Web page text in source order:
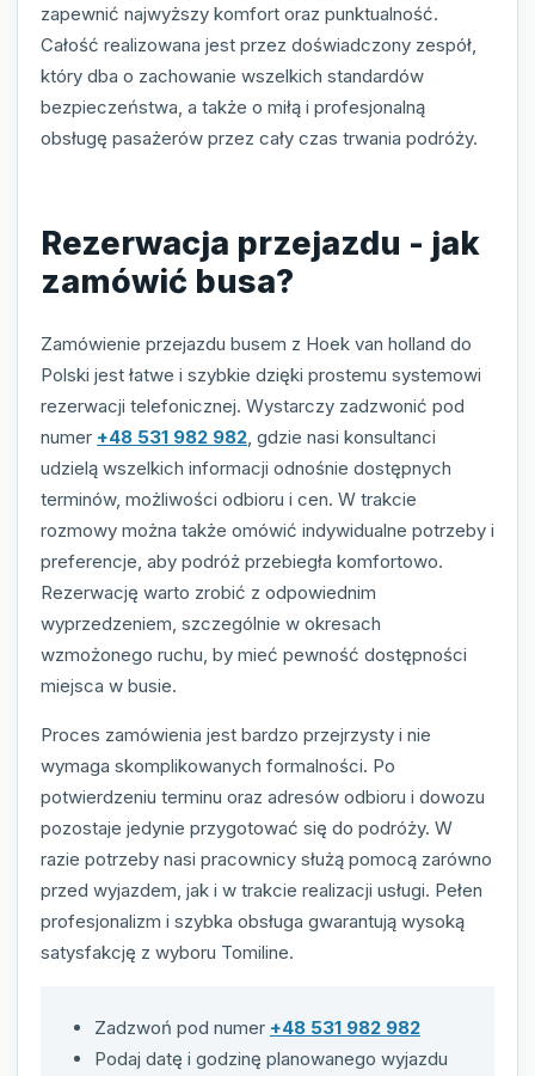
zapewnić najwyższy komfort oraz punktualność.
Całość realizowana jest przez doświadczony zespół,
który dba o zachowanie wszelkich standardów
bezpieczeństwa, a także o miłą i profesjonalną
obsługę pasażerów przez cały czas trwania podróży.
Rezerwacja przejazdu - jak
zamówić busa?
Zamówienie przejazdu busem z Hoek van holland do
Polski jest łatwe i szybkie dzięki prostemu systemowi
rezerwacji telefonicznej. Wystarczy zadzwonić pod
numer +48 531 982 982 , gdzie nasi konsultanci
udzielą wszelkich informacji odnośnie dostępnych
terminów, możliwości odbioru i cen. W trakcie
rozmowy można także omówić indywidualne potrzeby i
preferencje, aby podróż przebiegła komfortowo.
Rezerwację warto zrobić z odpowiednim
wyprzedzeniem, szczególnie w okresach
wzmożonego ruchu, by mieć pewność dostępności
miejsca w busie.
Proces zamówienia jest bardzo przejrzysty i nie
wymaga skomplikowanych formalności. Po
potwierdzeniu terminu oraz adresów odbioru i dowozu
pozostaje jedynie przygotować się do podróży. W
razie potrzeby nasi pracownicy służą pomocą zarówno
przed wyjazdem, jak i w trakcie realizacji usługi. Pełen
profesjonalizm i szybka obsługa gwarantują wysoką
satysfakcję z wyboru Tomiline.
Zadzwoń pod numer +48 531 982 982
Podaj datę i godzinę planowanego wyjazdu